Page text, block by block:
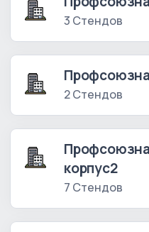
3 Стендов
2 Стендов
корпус2
7 Стендов